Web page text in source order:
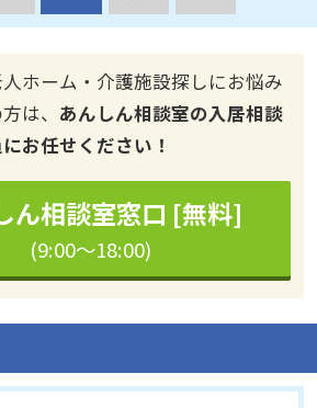
ホーム・介護施設探しにお悩み
は、 あんしん相談室の入居相談
お任せください！
ん相談室窓口 [無料]
(9:00～18:00)